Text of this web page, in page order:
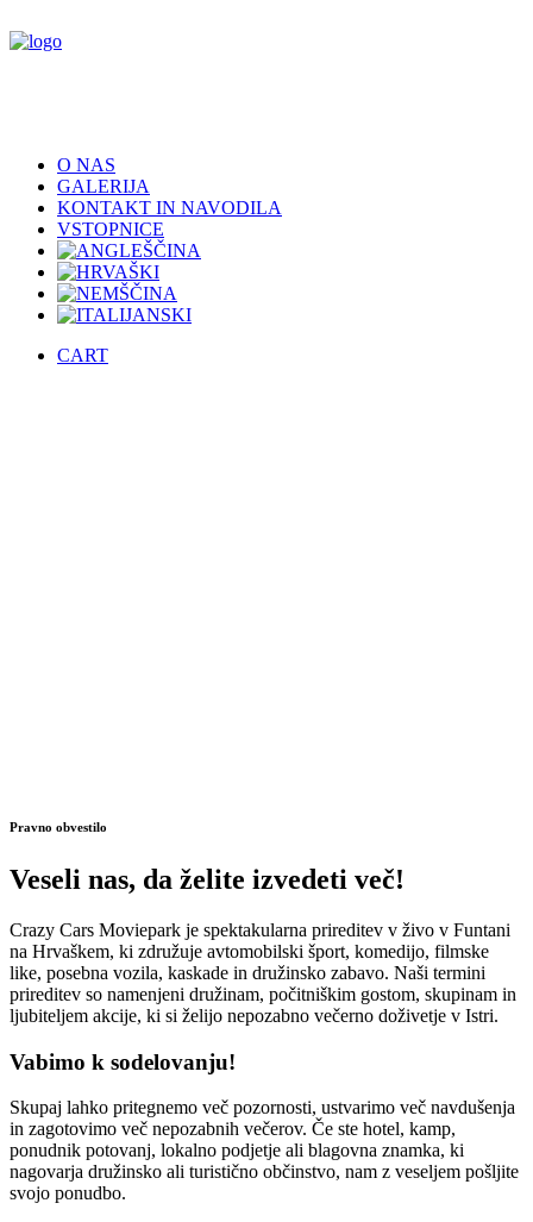
O NAS
GALERIJA
KONTAKT IN NAVODILA
VSTOPNICE
CART
Pravno obvestilo
Veseli nas, da želite izvedeti več!
Crazy Cars Moviepark je spektakularna prireditev v živo v Funtani
na Hrvaškem, ki združuje avtomobilski šport, komedijo, filmske
like, posebna vozila, kaskade in družinsko zabavo. Naši termini
prireditev so namenjeni družinam, počitniškim gostom, skupinam in
ljubiteljem akcije, ki si želijo nepozabno večerno doživetje v Istri.
Vabimo k sodelovanju!
Skupaj lahko pritegnemo več pozornosti, ustvarimo več navdušenja
in zagotovimo več nepozabnih večerov. Če ste hotel, kamp,
ponudnik potovanj, lokalno podjetje ali blagovna znamka, ki
nagovarja družinsko ali turistično občinstvo, nam z veseljem pošljite
svojo ponudbo.